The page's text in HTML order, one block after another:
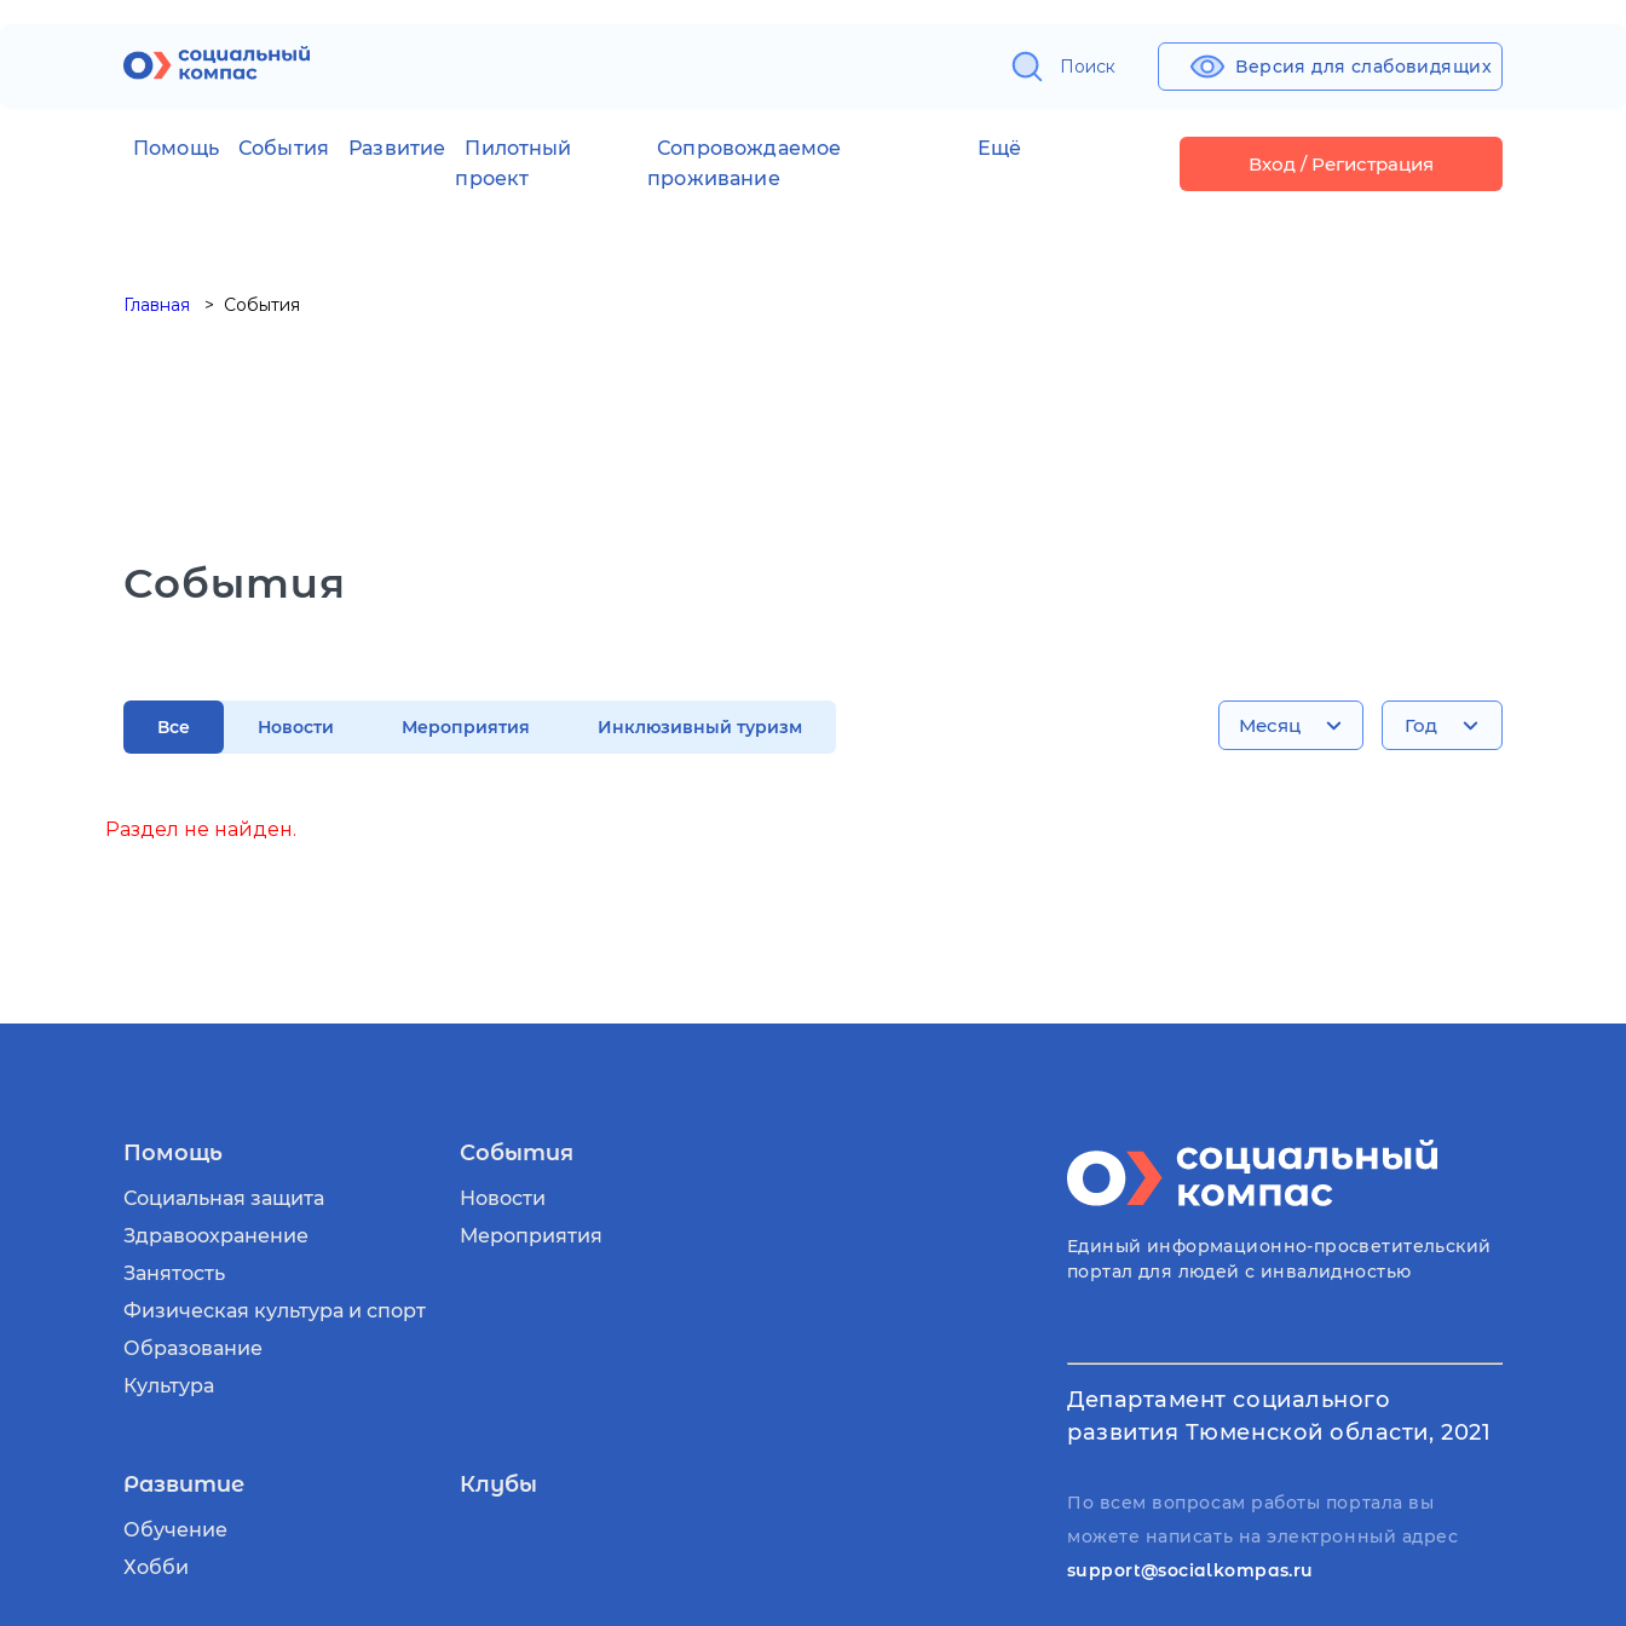
Поиск Версия для слабовидящих
Помощь События Развитие
Пилотный
проект
Сопровождаемое
проживание
Ещё
Вход / Регистрация
Главная События
События
Все Новости Мероприятия Инклюзивный туризм Месяц Год
Раздел не найден.
Помощь
Социальная защита
Здравоохранение
Занятость
Физическая культура и спорт
Образование
Культура
События
Новости
Мероприятия
Развитие
Обучение
Хобби
Клубы
Единый информационно-просветительский
портал для людей с инвалидностью
Департамент социального
развития Тюменской области, 2021
По всем вопросам работы портала вы
можете написать на электронный адрес
support@socialkompas.ru